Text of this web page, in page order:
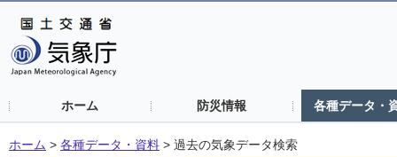
ホーム 防災情報 各種データ・
ホーム > 各種データ・資料 > 過去の気象データ検索